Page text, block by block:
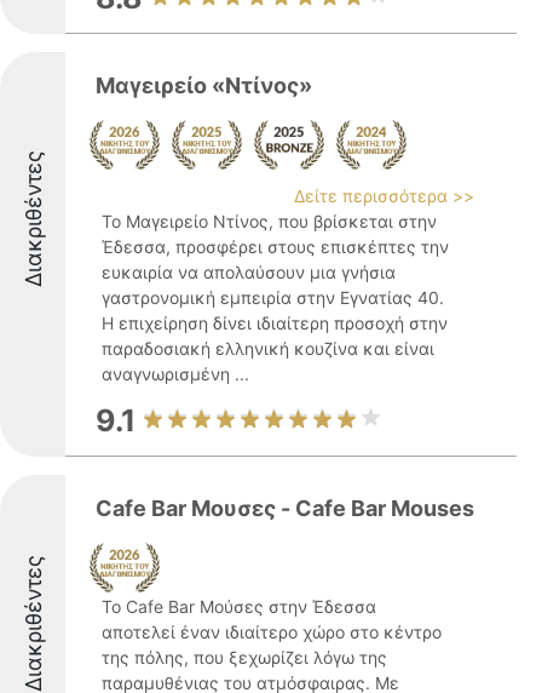
Διακριθέντες
Μαγειρείο «Ντίνος»
Δείτε περισσότερα >>
Το Μαγειρείο Ντίνος, που βρίσκεται στην
Έδεσσα, προσφέρει στους επισκέπτες την
ευκαιρία να απολαύσουν μια γνήσια
γαστρονομική εμπειρία στην Εγνατίας 40.
Η επιχείρηση δίνει ιδιαίτερη προσοχή στην
παραδοσιακή ελληνική κουζίνα και είναι
αναγνωρισμένη ...
9.1
Διακριθέντες
Cafe Bar Μουσες - Cafe Bar Mouses
Το Cafe Bar Μούσες στην Έδεσσα
αποτελεί έναν ιδιαίτερο χώρο στο κέντρο
της πόλης, που ξεχωρίζει λόγω της
παραμυθένιας του ατμόσφαιρας. Με